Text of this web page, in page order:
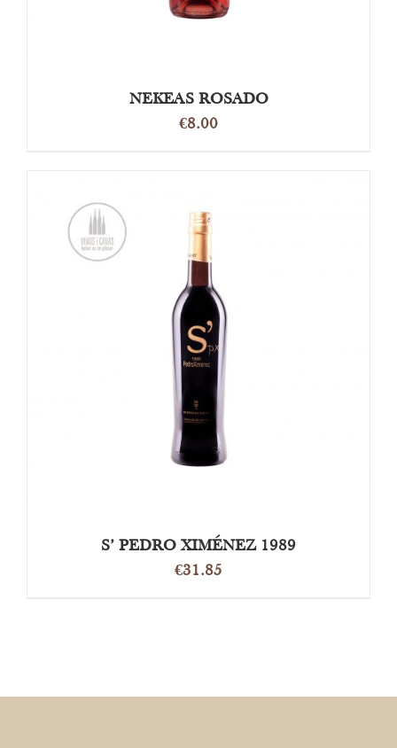
NEKEAS ROSADO
€8.00
TOEVOEGEN AAN WINKELWAGEN
S’ PEDRO XIMÉNEZ 1989
€31.85